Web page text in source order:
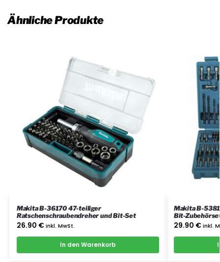
Ähnliche Produkte
Makita B-36170 47-teiliger
Ratschenschraubendreher und Bit-Set
26.90 € inkl. MwSt.
In den Warenkorb
Makita B-
Bit-
29.90 € inkl.